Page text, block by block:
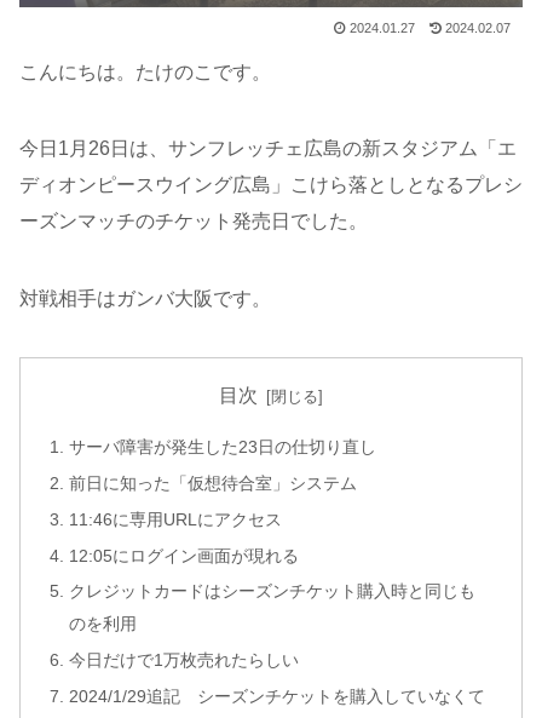
2024.01.27 2024.02.07
こんにちは。たけのこです。
今日1月26日は、サンフレッチェ広島の新スタジアム「エ
ディオンピースウイング広島」こけら落としとなるプレシ
ーズンマッチのチケット発売日でした。
対戦相手はガンバ大阪です。
目次
サーバ障害が発生した23日の仕切り直し
前日に知った「仮想待合室」システム
11:46に専用URLにアクセス
12:05にログイン画面が現れる
クレジットカードはシーズンチケット購入時と同じも
のを利用
今日だけで1万枚売れたらしい
2024/1/29追記 シーズンチケットを購入していなくて